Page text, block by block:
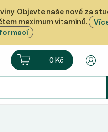
Objevte naše nové za
maximum vitamínů.
Košík0 Kč